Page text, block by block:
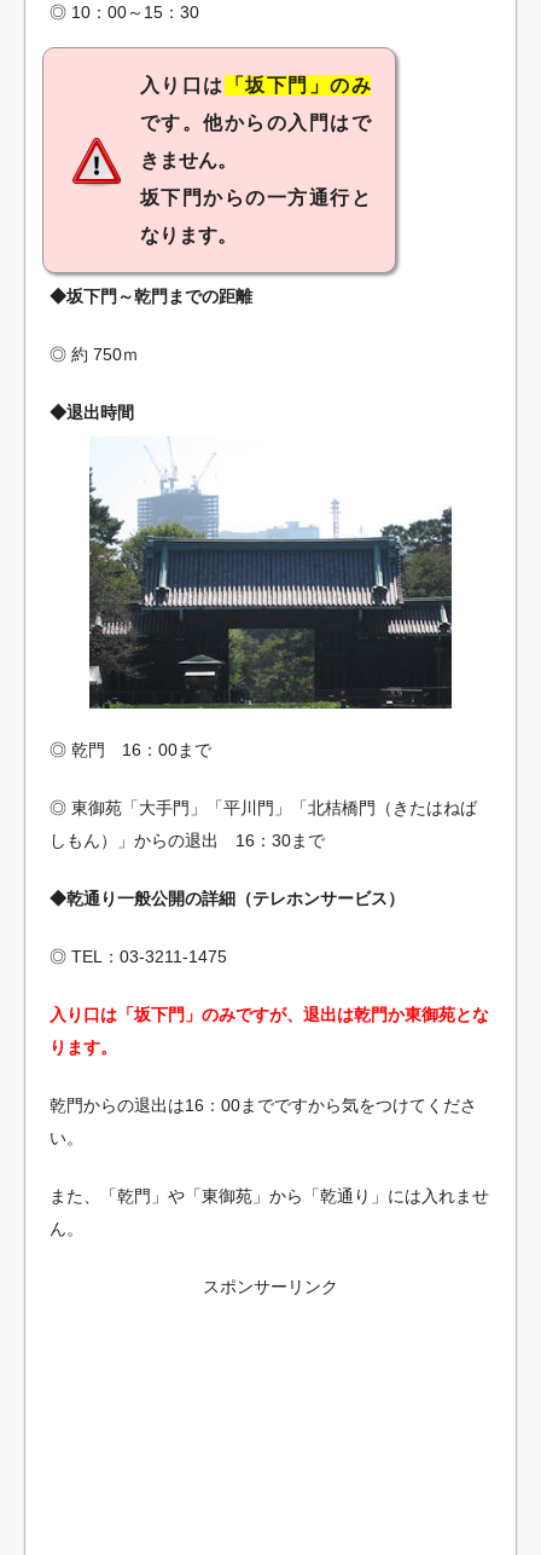
◎ 10：00～15：30
入り口は
「坂下門」のみ
です。他からの入門はで
きません。
坂下門からの一方通行と
なります。
◆坂下門～乾門までの距離
◎ 約 750ｍ
◆退出時間
◎ 乾門 16：00まで
◎ 東御苑「大手門」「平川門」「北桔橋門（きたはねば
しもん）」からの退出 16：30まで
◆乾通り一般公開の詳細（テレホンサービス）
◎ TEL：03-3211-1475
入り口は「坂下門」のみですが、退出は乾門か東御苑とな
ります。
乾門からの退出は16：00までですから気をつけてくださ
い。
また、「乾門」や「東御苑」から「乾通り」には入れませ
ん。
スポンサーリンク